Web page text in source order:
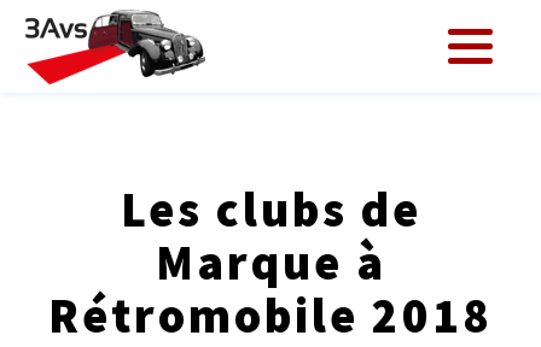
Les clubs de
Marque à
Rétromobile 2018